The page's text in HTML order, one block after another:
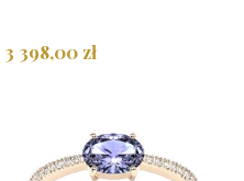
3 398,00 zł